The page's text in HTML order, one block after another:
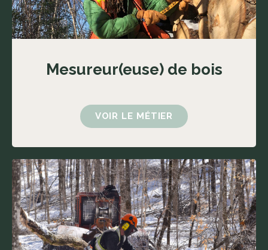
Mesureur(euse) de bois
VOIR LE MÉTIER